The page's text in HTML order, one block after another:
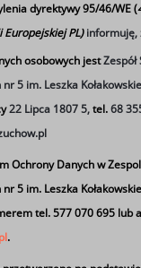
Kożuchowie
dyrektywy 95/46/WE (
PL)informuję,
osobowych jestZespół
5 im. Leszka
22 Lipca 1807 5,tel.68
Ochrony Danych w
5 im. Leszka
tel. 577 070 695 lub
.